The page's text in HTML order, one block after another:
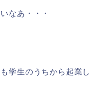
なあ・・・
学生のうちから起業し